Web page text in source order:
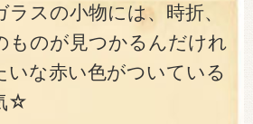
スの小物には、時折、
ものが見つかるんだけれ
いな赤い色がついている
☆